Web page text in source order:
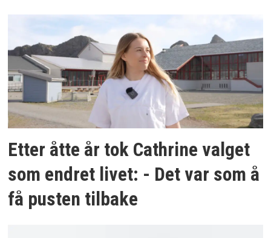
Etter åtte år tok Cathrine valget
som endret livet: - Det var som å
få pusten tilbake